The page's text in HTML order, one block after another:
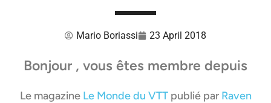
Mario Boriassi 23 April 2018
Bonjour , vous êtes membre depuis
Le magazine Le Monde du VTTpublié par Raven